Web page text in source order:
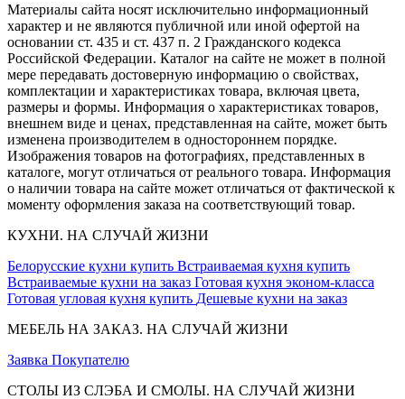
Материалы сайта носят исключительно информационный
характер и не являются публичной или иной офертой на
основании ст. 435 и ст. 437 п. 2 Гражданского кодекса
Российской Федерации. Каталог на сайте не может в полной
мере передавать достоверную информацию о свойствах,
комплектации и характеристиках товара, включая цвета,
размеры и формы. Информация о характеристиках товаров,
внешнем виде и ценах, представленная на сайте, может быть
изменена производителем в одностороннем порядке.
Изображения товаров на фотографиях, представленных в
каталоге, могут отличаться от реального товара. Информация
о наличии товара на сайте может отличаться от фактической к
моменту оформления заказа на соответствующий товар.
КУХНИ. НА СЛУЧАЙ ЖИЗНИ
Белорусские кухни купить Встраиваемая кухня купить
Встраиваемые кухни на заказ Готовая кухня эконом-класса
Готовая угловая кухня купить Дешевые кухни на заказ
МЕБЕЛЬ НА ЗАКАЗ. НА СЛУЧАЙ ЖИЗНИ
Заявка Покупателю
СТОЛЫ ИЗ СЛЭБА И СМОЛЫ. НА СЛУЧАЙ ЖИЗНИ